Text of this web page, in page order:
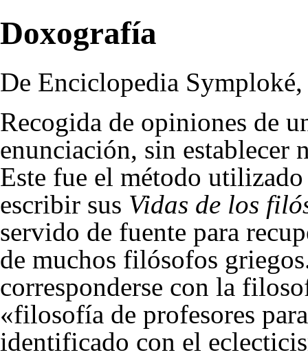
Doxografía
De Enciclopedia
Recogida de opiniones de
enunciación, sin establecer
Este fue el método
escribir sus Vidas de los
servido de fuente para
de muchos filósofos
corresponderse con la
«filosofía de profesores
identificado con el